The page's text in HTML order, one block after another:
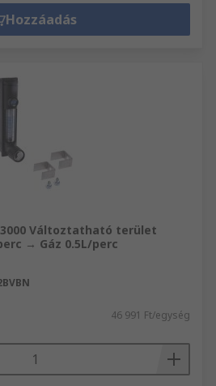
Hozzáadás
Változtatható terület
→ Gáz 0.5L/perc
46 991 Ft/egység